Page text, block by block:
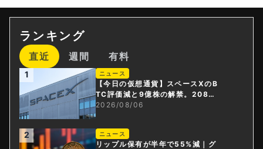
ランキング
直近 週間 有料
1 ニュース
【今日の仮想通貨】スペースXのB
TC評価減と9億株の解禁。208億
円相当のBTCが盗難
2026/08/06
2 ニュース
リップル保有が半年で55%減｜グ